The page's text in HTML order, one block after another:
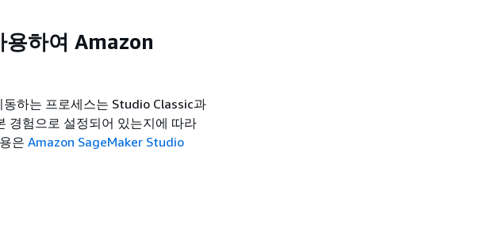
하여 Amazon
하는 프로세스는 Studio Classic과
경험으로 설정되어 있는지에 따라
은 Amazon SageMaker Studio